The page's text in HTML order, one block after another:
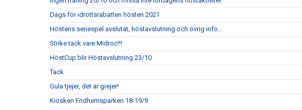
Dags för idrottsrabatten hösten 2021
Höstens seriespel avslutat, höstavslutning och övrig info...
Strike tack vare Midroc!!!
HöstCup blir Höstavslutning 23/10
Tack
Gula tjejer, det är grejer!
Kiosken Fridhemsparken 18-19/9